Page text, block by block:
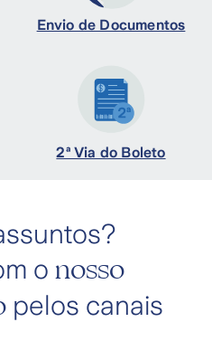
Envio de Documentos
2ª Via do Boleto
o nosso
pelos canais